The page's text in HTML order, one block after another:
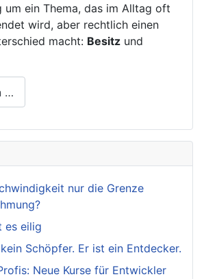
um ein Thema, das im Alltag oft
wird, aber rechtlich einen
macht: Besitz und
…
nur die Grenze
es eilig
Schöpfer. Er ist ein Entdecker.
Neue Kurse für Entwickler